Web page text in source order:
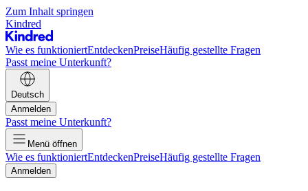
Zum Inhalt springen
Kindred
Wie es funktioniertEntdeckenPreiseHäufig gestellte Fragen
Passt meine Unterkunft?
Deutsch
Anmelden
Passt meine Unterkunft?
Menü öffnen
Wie es funktioniertEntdeckenPreiseHäufig gestellte Fragen
Anmelden